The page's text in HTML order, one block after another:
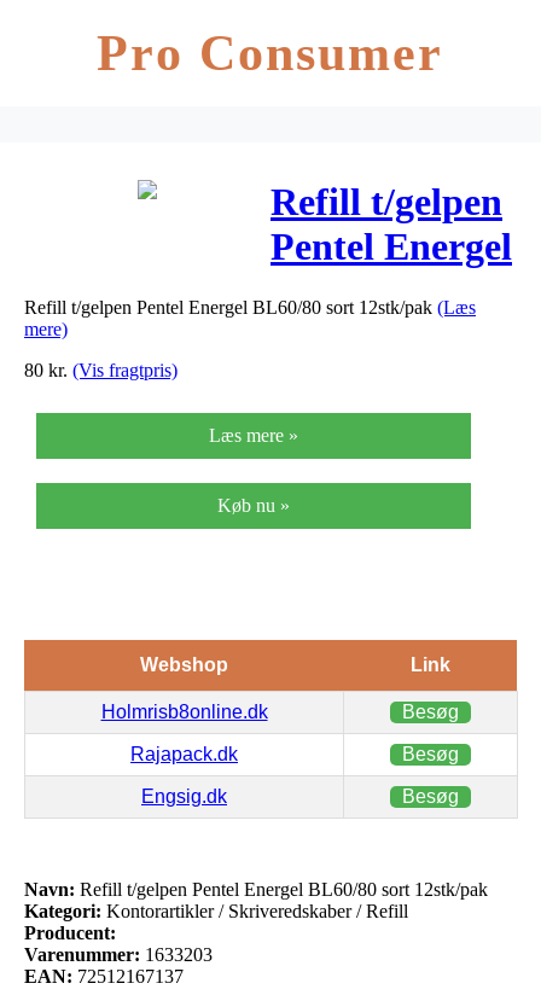
Pro Consumer
Refill t/gelpen
Pentel Energel
BL60/80 sort
Refill t/gelpen Pentel Energel BL60/80 sort 12stk/pak (Læs
mere)
80 kr. (Vis fragtpris)
Læs mere »
Køb nu »
Webshop Link
Holmrisb8online.dk Besøg
Rajapack.dk Besøg
Engsig.dk Besøg
Navn: Refill t/gelpen Pentel Energel BL60/80 sort 12stk/pak
Kategori: Kontorartikler / Skriveredskaber / Refill
Producent:
Varenummer: 1633203
EAN: 72512167137